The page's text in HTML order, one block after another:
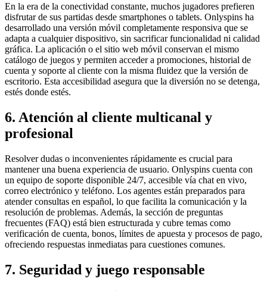
En la era de la conectividad constante, muchos jugadores prefieren
disfrutar de sus partidas desde smartphones o tablets. Onlyspins ha
desarrollado una versión móvil completamente responsiva que se
adapta a cualquier dispositivo, sin sacrificar funcionalidad ni calidad
gráfica. La aplicación o el sitio web móvil conservan el mismo
catálogo de juegos y permiten acceder a promociones, historial de
cuenta y soporte al cliente con la misma fluidez que la versión de
escritorio. Esta accesibilidad asegura que la diversión no se detenga,
estés donde estés.
6. Atención al cliente multicanal y
profesional
Resolver dudas o inconvenientes rápidamente es crucial para
mantener una buena experiencia de usuario. Onlyspins cuenta con
un equipo de soporte disponible 24/7, accesible vía chat en vivo,
correo electrónico y teléfono. Los agentes están preparados para
atender consultas en español, lo que facilita la comunicación y la
resolución de problemas. Además, la sección de preguntas
frecuentes (FAQ) está bien estructurada y cubre temas como
verificación de cuenta, bonos, límites de apuesta y procesos de pago,
ofreciendo respuestas inmediatas para cuestiones comunes.
7. Seguridad y juego responsable